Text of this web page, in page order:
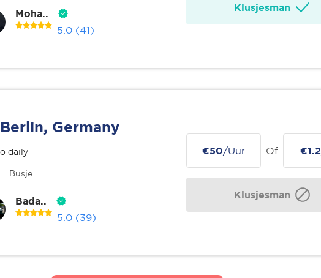
Moha..
5.0 (41)
Klusjesman
Berlin, Germany
daily
Busje
Bada..
5.0 (39)
€50/Uur Of €1.2
Klusjesman